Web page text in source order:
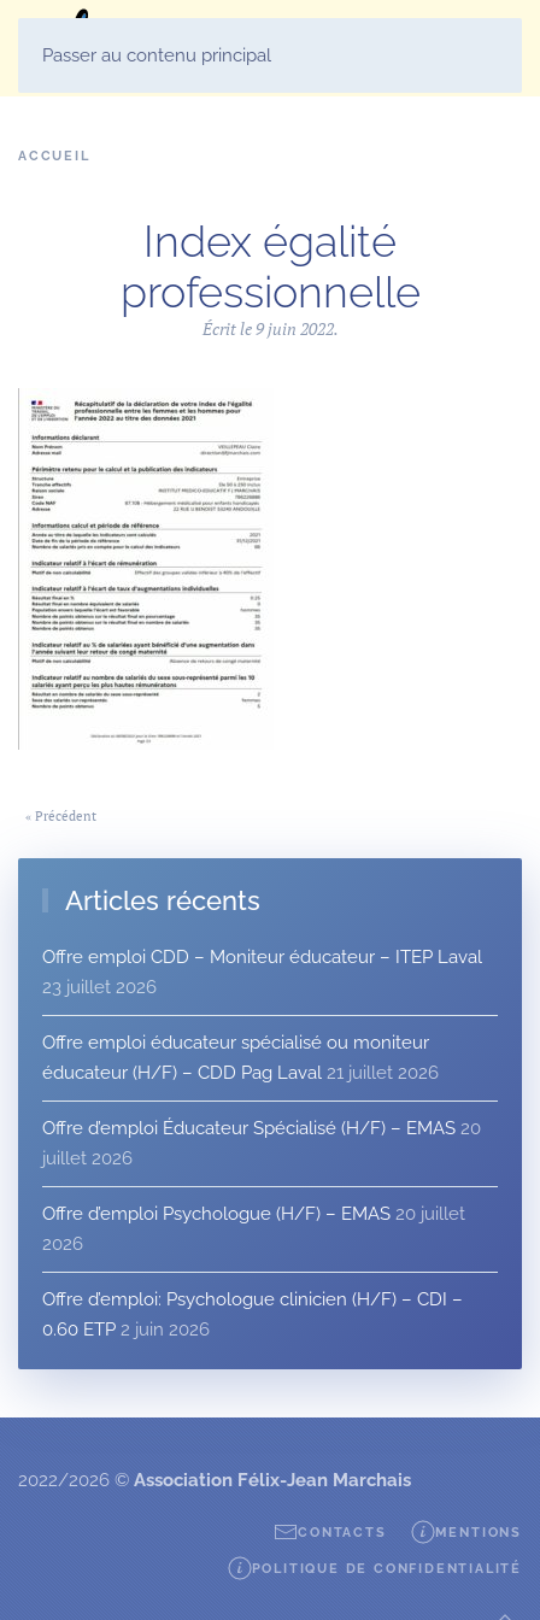
Passer au contenu principal
ACCUEIL
Index égalité
professionnelle
Écrit le9 juin 2022.
« Précédent
Articles récents
Offre emploi CDD – Moniteur éducateur – ITEP Laval
23 juillet 2026
Offre emploi éducateur spécialisé ou moniteur
éducateur (H/F) – CDD Pag Laval 21 juillet 2026
Offre d’emploi Éducateur Spécialisé (H/F) – EMAS 20
juillet 2026
Offre d’emploi Psychologue (H/F) – EMAS 20 juillet
2026
Offre d’emploi: Psychologue clinicien (H/F) – CDI –
0.60 ETP 2 juin 2026
2022/2026 © Association Félix-Jean Marchais
CONTACTS MENTIONS
POLITIQUE DE CONFIDENTIALITÉ